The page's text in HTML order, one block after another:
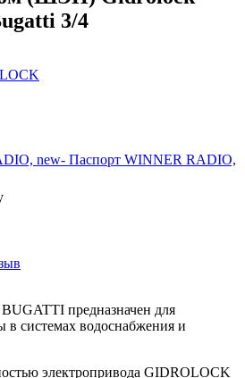
3/4
- Паспорт WINNER RADIO,
предназначен для
в системах водоснабжения и
электропривода GIDROLOCK